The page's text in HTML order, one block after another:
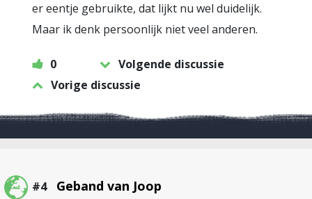
er eentje gebruikte, dat lijkt nu wel duidelijk.
Maar ik denk persoonlijk niet veel anderen.
0
Volgende discussie
Vorige discussie
#4 Geband van Joop